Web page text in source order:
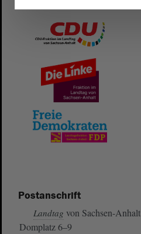
Postanschrift
Landtag von Sachsen-Anhalt
Domplatz 6–9